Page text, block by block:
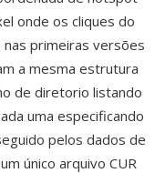
onde os cliques do
primeiras versões
a mesma estrutura
de diretorio listando
uma especificando
pelos dados de
único arquivo CUR